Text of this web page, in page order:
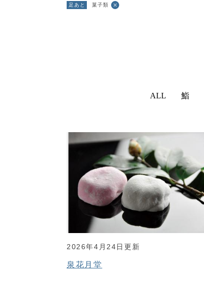
足あと 菓子類
ALL 鮨
2026年4月24日更新
泉花月堂